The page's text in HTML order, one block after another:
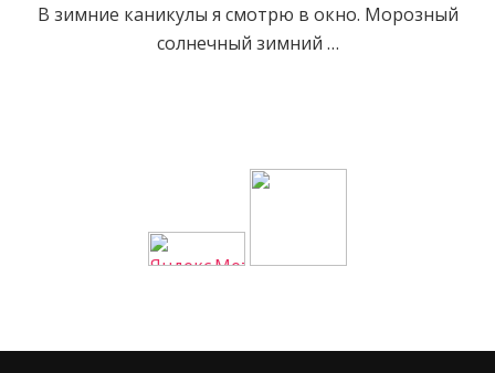
В зимние каникулы я смотрю в окно. Морозный
солнечный зимний …